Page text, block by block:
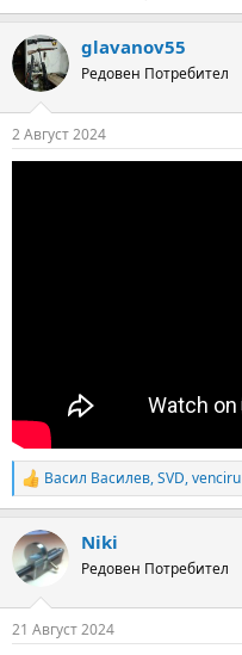
glavanov55
Редовен Потребител
2 Август 2024
R
e
c
t
i
s
Васил Василев,SVD,venciru
Niki
Редовен Потребител
21 Август 2024